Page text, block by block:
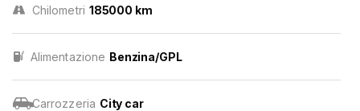
Chilometri 185000 km
Alimentazione Benzina/GPL
Carrozzeria City car